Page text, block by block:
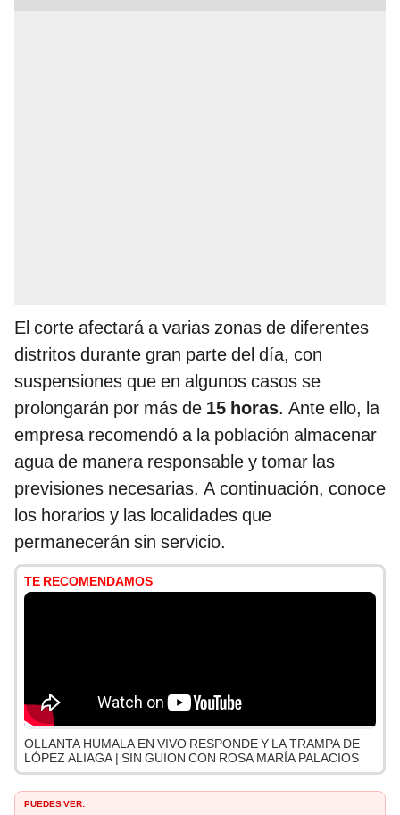
El corte afectará a varias zonas de diferentes
distritos durante gran parte del día, con
suspensiones que en algunos casos se
prolongarán por más de 15 horas. Ante ello, la
empresa recomendó a la población almacenar
agua de manera responsable y tomar las
previsiones necesarias. A continuación, conoce
los horarios y las localidades que
permanecerán sin servicio.
TE RECOMENDAMOS
OLLANTA HUMALA EN VIVO RESPONDE Y LA TRAMPA DE
LÓPEZ ALIAGA | SIN GUION CON ROSA MARÍA PALACIOS
PUEDES VER: